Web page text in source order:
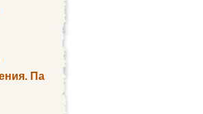
Пауль Шелли